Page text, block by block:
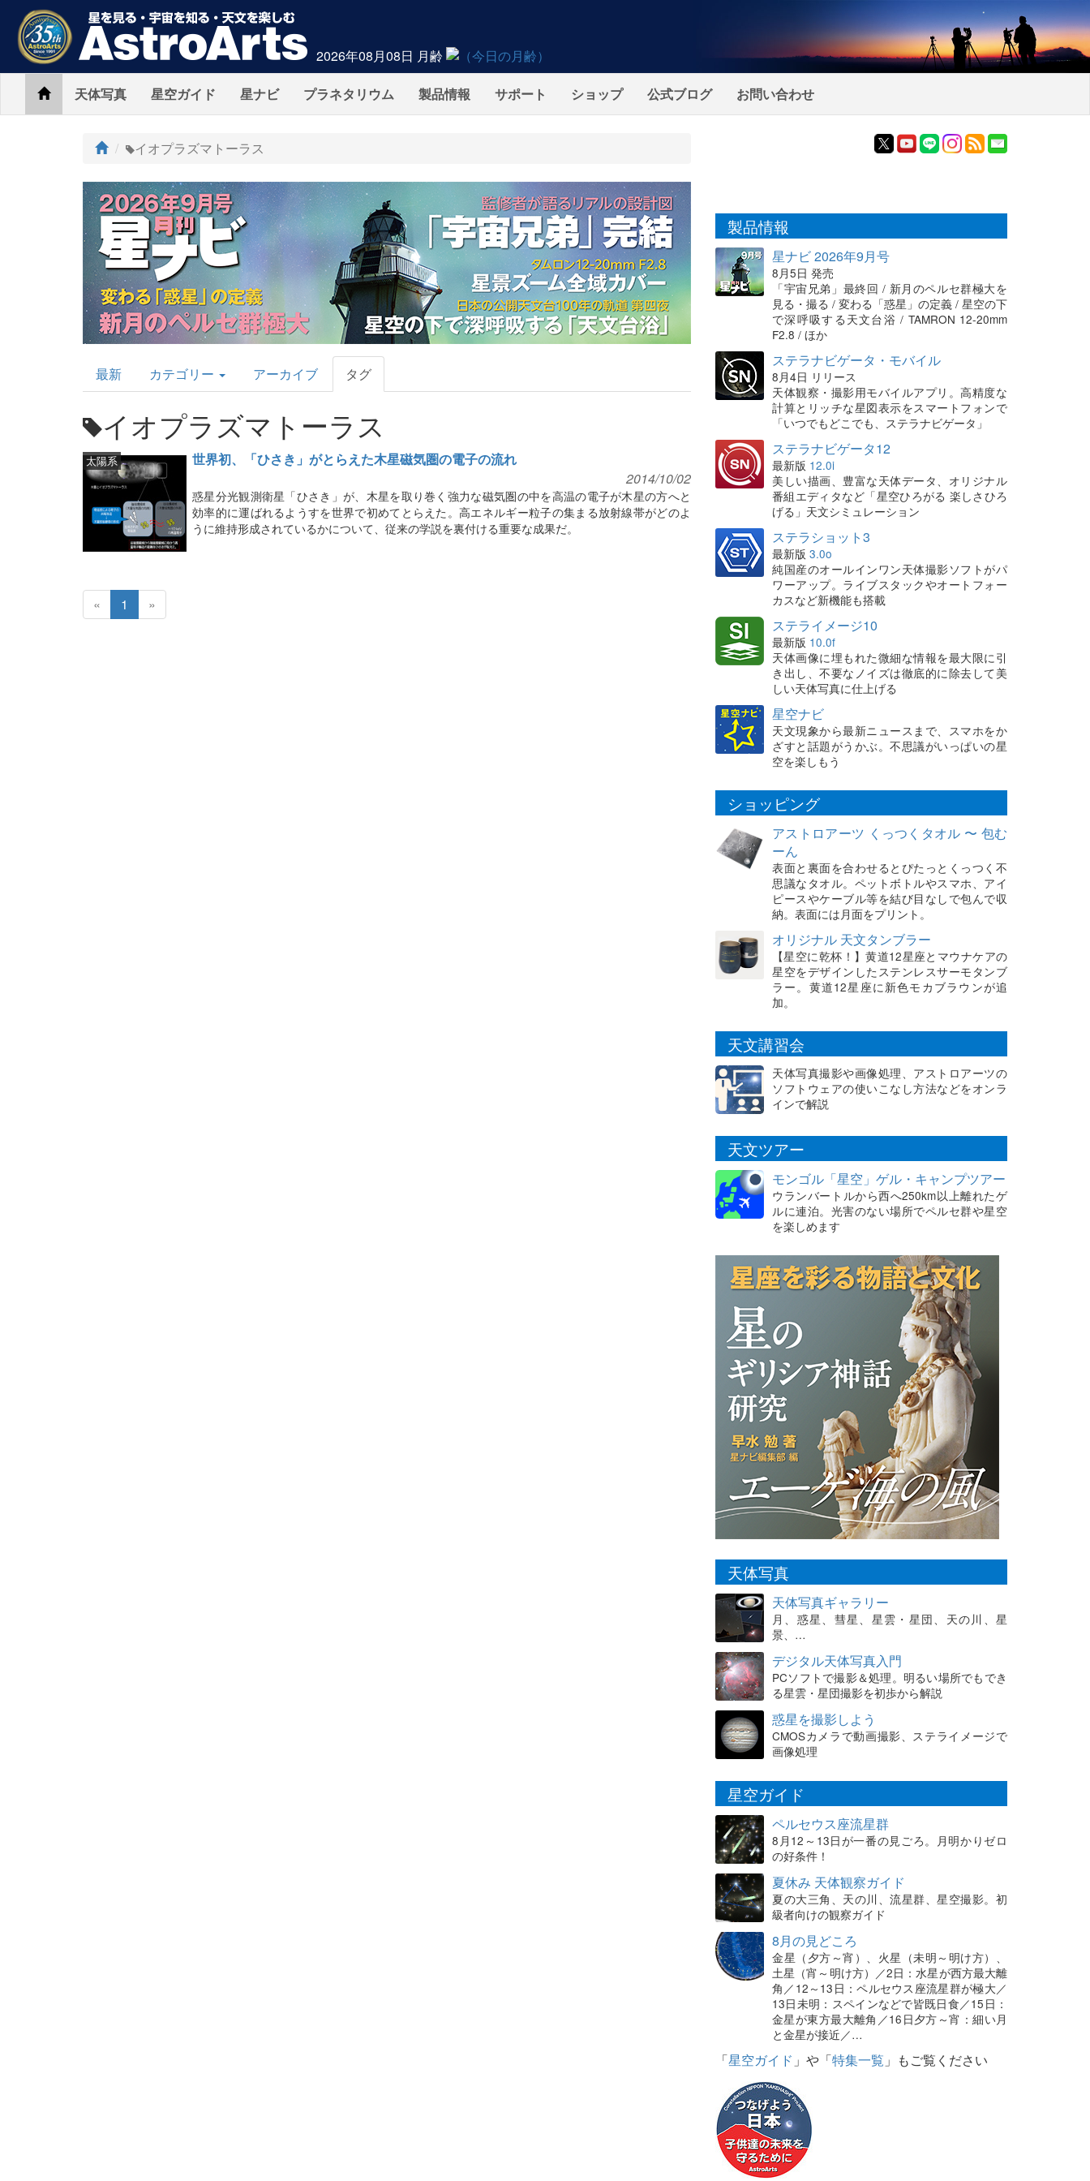
2026年08月08日 月齢
Home天体写真 星空ガイド 星ナビ プラネタリウム 製品情報 サポート ショップ 公式ブログ お問い合わせ
ト
プ
イオプラズマトーラス
AstroArts
Topics
最新 カテゴリー アーカイブ タグ
イオプラズマトーラス
世界初、「ひさき」がとらえた木星磁気圏の電子の流れ
太陽系
2014/10/02
惑星分光観測衛星「ひさき」が、木星を取り巻く強力な磁気圏の中を高温の電子が木星の方へと
効率的に運ばれるようすを世界で初めてとらえた。高エネルギー粒子の集まる放射線帯がどのよ
うに維持形成されているかについて、従来の学説を裏付ける重要な成果だ。
« 1 »
製品情報
星ナビ 2026年9月号
8月5日 発売
「宇宙兄弟」最終回 / 新月のペルセ群極大を
見る・撮る / 変わる「惑星」の定義 / 星空の下
で深呼吸する天文台浴 / TAMRON 12-20mm
F2.8 / ほか
ステラナビゲータ・モバイル
8月4日 リリース
天体観察・撮影用モバイルアプリ。高精度な
計算とリッチな星図表示をスマートフォンで
「いつでもどこでも、ステラナビゲータ」
ステラナビゲータ12
最新版 12.0i
美しい描画、豊富な天体データ、オリジナル
番組エディタなど「星空ひろがる 楽しさひろ
げる」天文シミュレーション
ステラショット3
最新版 3.0o
純国産のオールインワン天体撮影ソフトがパ
ワーアップ。ライブスタックやオートフォー
カスなど新機能も搭載
ステライメージ10
最新版 10.0f
天体画像に埋もれた微細な情報を最大限に引
き出し、不要なノイズは徹底的に除去して美
しい天体写真に仕上げる
星空ナビ
天文現象から最新ニュースまで、スマホをか
ざすと話題がうかぶ。不思議がいっぱいの星
空を楽しもう
ショッピング
アストロアーツ くっつくタオル 〜 包む
ーん
表面と裏面を合わせるとぴたっとくっつく不
思議なタオル。ペットボトルやスマホ、アイ
ピースやケーブル等を結び目なしで包んで収
納。表面には月面をプリント。
オリジナル 天文タンブラー
【星空に乾杯！】黄道12星座とマウナケアの
星空をデザインしたステンレスサーモタンブ
ラー。黄道12星座に新色モカブラウンが追
加。
天文講習会
天体写真撮影や画像処理、アストロアーツの
ソフトウェアの使いこなし方法などをオンラ
インで解説
天文ツアー
モンゴル「星空」ゲル・キャンプツアー
ウランバートルから西へ250km以上離れたゲ
ルに連泊。光害のない場所でペルセ群や星空
を楽しめます
天体写真
天体写真ギャラリー
月、惑星、彗星、星雲・星団、天の川、星
景、…
デジタル天体写真入門
PCソフトで撮影＆処理。明るい場所でもでき
る星雲・星団撮影を初歩から解説
惑星を撮影しよう
CMOSカメラで動画撮影、ステライメージで
画像処理
星空ガイド
ペルセウス座流星群
8月12～13日が一番の見ごろ。月明かりゼロ
の好条件！
夏休み 天体観察ガイド
夏の大三角、天の川、流星群、星空撮影。初
級者向けの観察ガイド
8月の見どころ
金星（夕方～宵）、火星（未明～明け方）、
土星（宵～明け方）／2日：水星が西方最大離
角／12～13日：ペルセウス座流星群が極大／
13日未明：スペインなどで皆既日食／15日：
金星が東方最大離角／16日夕方～宵：細い月
と金星が接近／…
「星空ガイド 」や「特集一覧 」もご覧ください